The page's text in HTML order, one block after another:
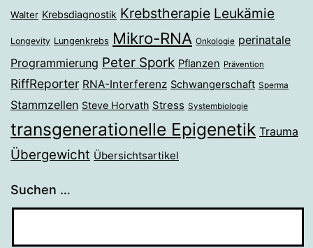
Walter Krebsdiagnostik Krebstherapie Leukämie
Longevity Lungenkrebs Mikro-RNA Onkologie perinatale
Programmierung Peter Spork Pflanzen Prävention
RiffReporter RNA-Interferenz Schwangerschaft Sperma
Stammzellen Steve Horvath Stress Systembiologie
transgenerationelle Epigenetik Trauma
Übergewicht Übersichtsartikel
Suchen …